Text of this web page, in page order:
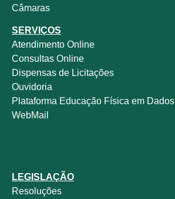
Câmaras
SERVIÇOS
Atendimento Online
Consultas Online
Dispensas de Licitações
Ouvidoria
Plataforma Educação Física em Dados
WebMail
LEGISLAÇÃO
Resoluções